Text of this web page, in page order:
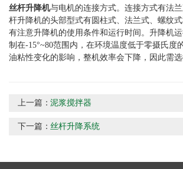
丝杆升降机与电机的连接方式。连接方式有法
杆升降机的头部型式有圆柱式、法兰式、螺
有注意升降机的使用条件和运行时间。升降机
制在-15°~80范围内，在环境温度低于零摄氏度
油粘性变化的影响，整机效率会下降，因此需
上一篇：泥浆搅拌器
下一篇：丝杆升降系统